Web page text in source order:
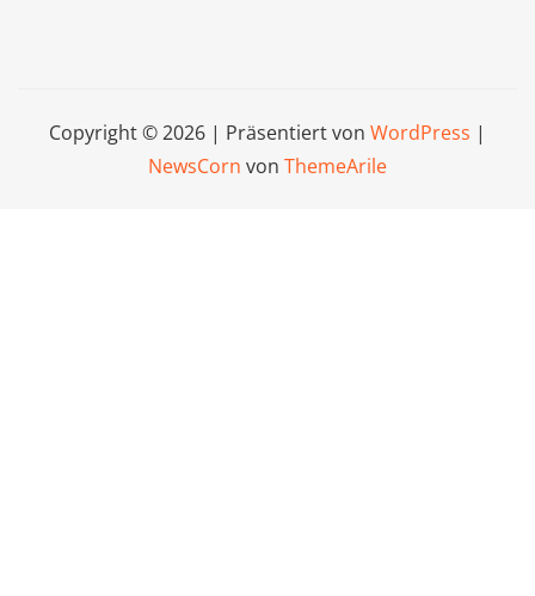
Copyright © 2026 | Präsentiert von WordPress |
NewsCorn von ThemeArile